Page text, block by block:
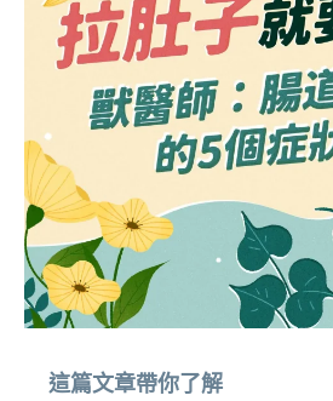
這篇文章帶你了解